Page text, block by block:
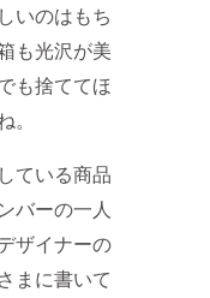
いのはもち
も光沢が美
も捨ててほ
ている商品
バーの一人
ザイナーの
まに書いて